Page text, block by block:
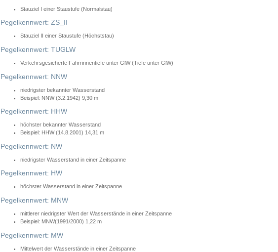
Stauziel I einer Staustufe (Normalstau)
Pegelkennwert: ZS_II
Stauziel II einer Staustufe (Höchststau)
Pegelkennwert: TUGLW
Verkehrsgesicherte Fahrrinnentiefe unter GlW (Tiefe unter GlW)
Pegelkennwert: NNW
niedrigster bekannter Wasserstand
Beispiel: NNW (3.2.1942) 9,30 m
Pegelkennwert: HHW
höchster bekannter Wasserstand
Beispiel: HHW (14.8.2001) 14,31 m
Pegelkennwert: NW
niedrigster Wasserstand in einer Zeitspanne
Pegelkennwert: HW
höchster Wasserstand in einer Zeitspanne
Pegelkennwert: MNW
mittlerer niedrigster Wert der Wasserstände in einer Zeitspanne
Beispiel: MNW(1991/2000) 1,22 m
Pegelkennwert: MW
Mittelwert der Wasserstände in einer Zeitspanne